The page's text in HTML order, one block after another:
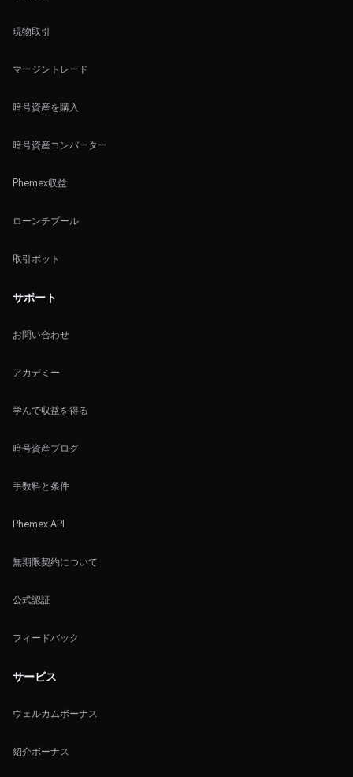
現物取引
マージントレード
暗号資産を購入
暗号資産コンバーター
Phemex収益
ローンチプール
取引ボット
サポート
お問い合わせ
アカデミー
学んで収益を得る
暗号資産ブログ
手数料と条件
Phemex API
無期限契約について
公式認証
フィードバック
サービス
ウェルカムボーナス
紹介ボーナス